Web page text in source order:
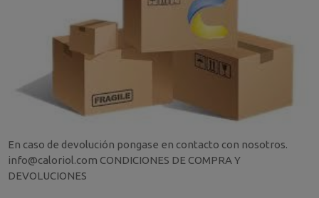
En caso de devolución pongase en contacto con nosotros.
info@caloriol.com CONDICIONES DE COMPRA Y
DEVOLUCIONES